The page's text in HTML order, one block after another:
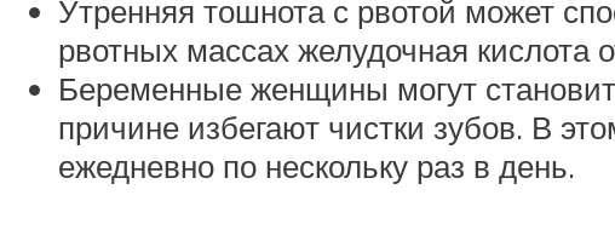
Утренняя тошнота с рвотой может
рвотных массах желудочная кислота
Беременные женщины могут
причине избегают чистки зубов. В
ежедневно по нескольку раз в день.